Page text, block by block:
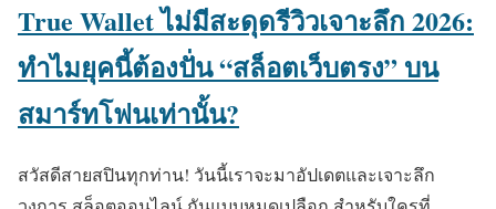
True Wallet ไม่มีสะดุดรีวิวเจาะลึก 2026:
ทำไมยุคนี้ต้องปั่น “สล็อตเว็บตรง” บน
สมาร์ทโฟนเท่านั้น?
สวัสดีสายสปินทุกท่าน! วันนี้เราจะมาอัปเดตและเจาะลึก